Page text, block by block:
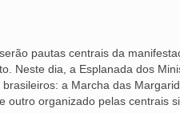
pautas centrais da
Neste dia, a Esplanada dos
a Marcha das
organizado pelas centrais